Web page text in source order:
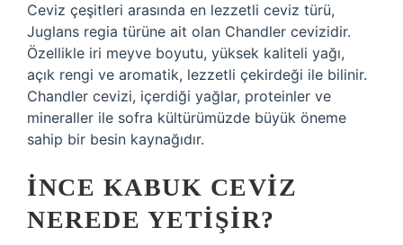
Ceviz çeşitleri arasında en lezzetli ceviz türü,
Juglans regia türüne ait olan Chandler cevizidir.
Özellikle iri meyve boyutu, yüksek kaliteli yağı,
açık rengi ve aromatik, lezzetli çekirdeği ile bilinir.
Chandler cevizi, içerdiği yağlar, proteinler ve
mineraller ile sofra kültürümüzde büyük öneme
sahip bir besin kaynağıdır.
İNCE KABUK CEVIZ
NEREDE YETIŞIR?